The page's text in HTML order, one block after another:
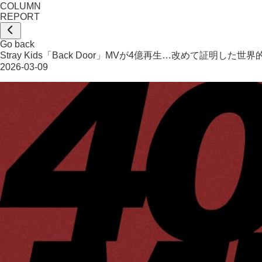
COLUMN
REPORT
Go back
Stray Kids「Back Door」MVが4億再生…改めて証明した世界
2026-03-09